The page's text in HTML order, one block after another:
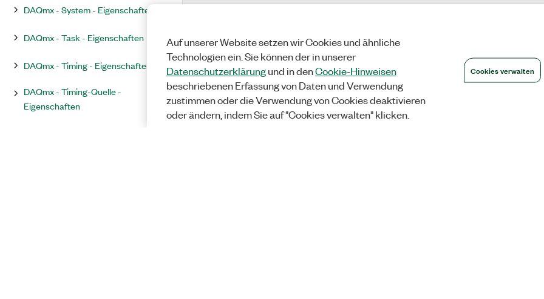
DAQmx - System - Eigenschaften
DAQmx - Task - Eigenschaften
DAQmx - Timing - Eigenschaften
DAQmx - Timing-Quelle -
Eigenschaften
Auf unserer Website setzen wir Cookies und ähnliche
Technologien ein. Sie können der in unserer
Datenschutzerklärungund in denCookie-Hinweisen
beschriebenen Erfassung von Daten und Verwendung
zustimmen oder die Verwendung von Cookies deaktivieren
oder ändern, indem Sie auf "Cookies verwalten" klicken.
Cookies verwalten